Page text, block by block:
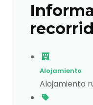
Alojamiento
Alojamiento